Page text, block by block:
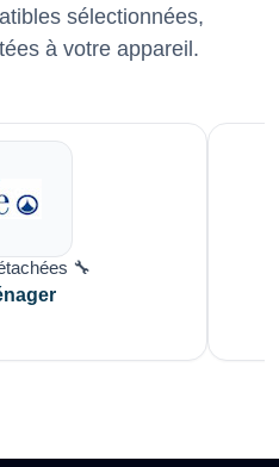
sélectionnées,
à votre appareil.
🔧